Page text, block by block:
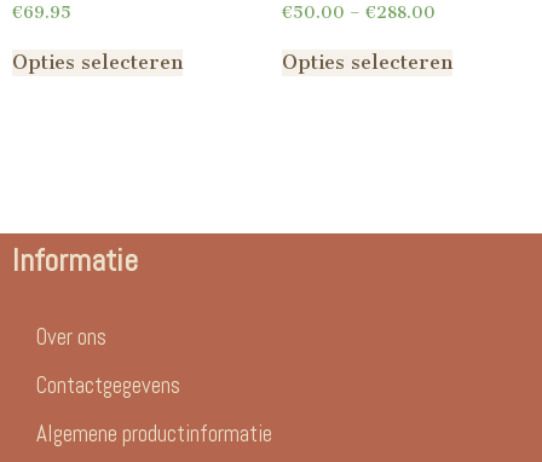
€69.95
Opties selecteren
€50.00 – €288.00
Opties selecteren
Informatie
Over ons
Contactgegevens
Algemene productinformatie